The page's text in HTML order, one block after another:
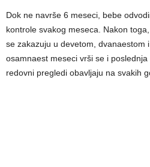
Dok ne navrše 6 meseci, bebe
kontrole svakog meseca. Nakon
se zakazuju u devetom, dvanaestom
osamnaest meseci vrši se i
redovni pregledi obavljaju na svakih